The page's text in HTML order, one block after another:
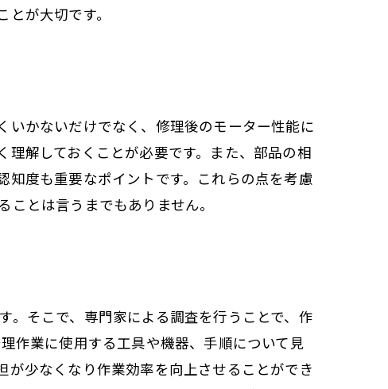
が大切です。
いかないだけでなく、修理後のモーター性能に
解しておくことが必要です。また、部品の相
度も重要なポイントです。これらの点を考慮
とは言うまでもありません。
。そこで、専門家による調査を行うことで、作
作業に使用する工具や機器、手順について見
少なくなり作業効率を向上させることができ